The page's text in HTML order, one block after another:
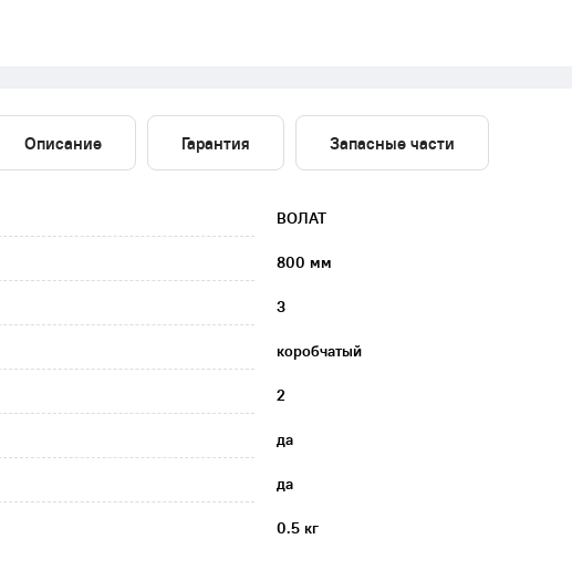
Описание Гарантия Запасные части
ВОЛАТ
800 мм
3
коробчатый
2
да
да
0.5 кг